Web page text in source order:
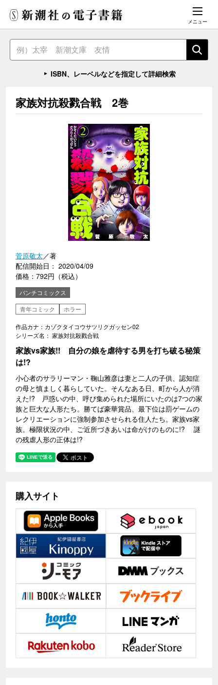
メニュー
ISBN、レーベルなどを指定して詳細検索
家族対抗殺戮合戦 2巻
菅原敬太／著
配信開始日： 2020/04/09
価格：792円（税込）
バンチコミックス
青年コミック
ホラー
作品カナ：カゾクタイコウサツリクガッセン02
シリーズ名： 家族対抗殺戮合戦
家族vs家族!! 自分の娘を虐待する男を打ち破る秘策
は!?
小心者のサラリーマン・鞠山雅彦は妻と二人の子供、認知症
の母と慎ましく暮らしていた。そんなある日、町から人が消
えた!? 戸惑いの中、呼び集められた場所にいたのは7つの家
族と巨大な人形たち。勝てば豪華賞品、最下位は罰ゲームの
レクリエーションに強制参加させられる住人たち。家族vs家
族。極限状況の中、ご近所づきあいは命がけのものに!? 謎
の残虐人形の正体は!?
購入サイト